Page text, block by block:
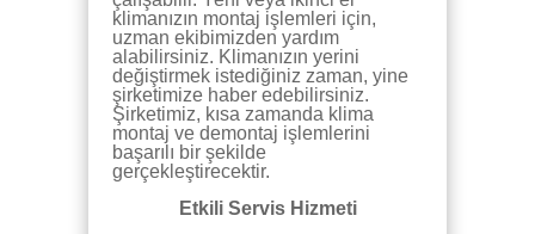
klimanızın montaj işlemleri için,
uzman ekibimizden yardım
alabilirsiniz. Klimanızın yerini
değiştirmek istediğiniz zaman, yine
şirketimize haber edebilirsiniz.
Şirketimiz, kısa zamanda klima
montaj ve demontaj işlemlerini
başarılı bir şekilde
gerçekleştirecektir.
Etkili Servis Hizmeti